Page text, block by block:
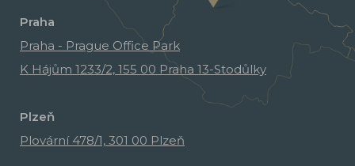
Praha
Praha - Prague Office Park
K Hájům 1233/2, 155 00 Praha 13-Stodůlky
Plzeň
Plovární 478/1, 301 00 Plzeň